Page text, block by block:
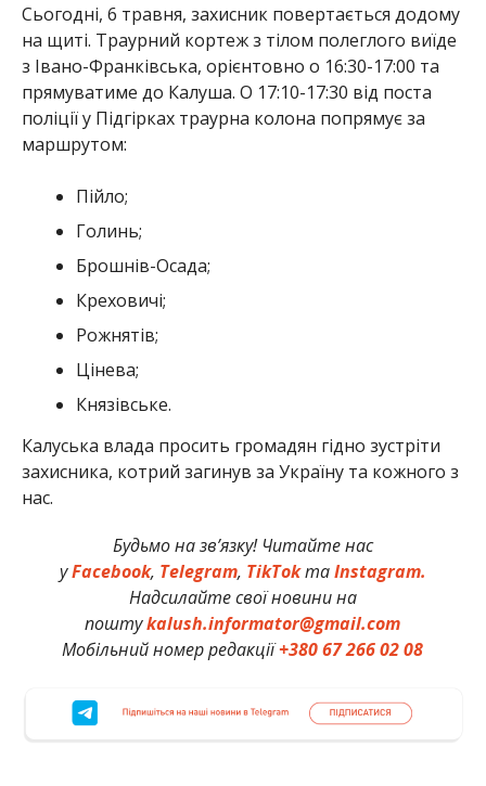
Сьогодні, 6 травня, захисник повертається додому
на щиті. Траурний кортеж з тілом полеглого виїде
з Івано-Франківська, орієнтовно о 16:30-17:00 та
прямуватиме до Калуша. О 17:10-17:30 від поста
поліції у Підгірках траурна колона попрямує за
маршрутом:
Пійло;
Голинь;
Брошнів-Осада;
Креховичі;
Рожнятів;
Цінева;
Князівське.
Калуська влада просить громадян гідно зустріти
захисника, котрий загинув за Україну та кожного з
нас.
Будьмо на зв’язку! Читайте нас
уFacebook, Telegram, TikTokтаInstagram.
Надсилайте свої новини на
поштуkalush.informator@gmail.com
Мобільний номер редакції+380 67 266 02 08